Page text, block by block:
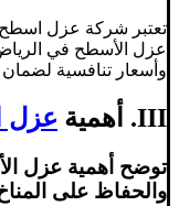
تعتبر شركة عزل اسطح
عزل الأسطح في
وأسعار تنافسية لضمان
III. أهمية عزل
توضح أهمية عزل
والحفاظ على